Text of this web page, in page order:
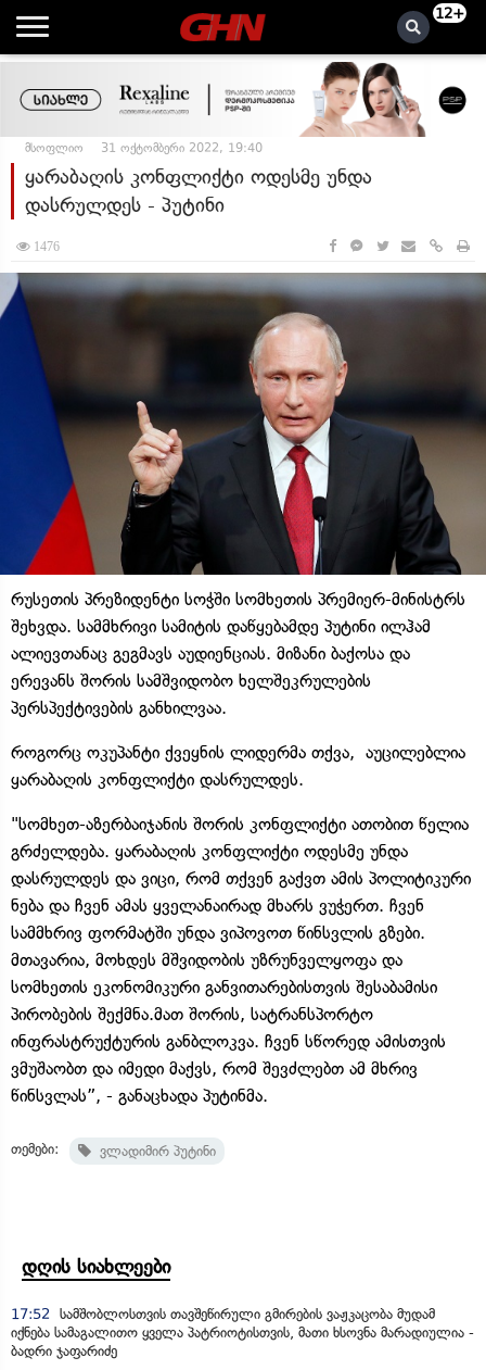
12+
მსოფლიო 31 ოქტომბერი 2022, 19:40
ყარაბაღის კონფლიქტი ოდესმე უნდა
დასრულდეს - პუტინი
1476
რუსეთის პრეზიდენტი სოჭში სომხეთის პრემიერ-მინისტრს
შეხვდა. სამმხრივი სამიტის დაწყებამდე პუტინი ილჰამ
ალიევთანაც გეგმავს აუდიენციას. მიზანი ბაქოსა და
ერევანს შორის სამშვიდობო ხელშეკრულების
პერსპექტივების განხილვაა.
როგორც ოკუპანტი ქვეყნის ლიდერმა თქვა, აუცილებლია
ყარაბაღის კონფლიქტი დასრულდეს.
"სომხეთ-აზერბაიჯანის შორის კონფლიქტი ათობით წელია
გრძელდება. ყარაბაღის კონფლიქტი ოდესმე უნდა
დასრულდეს და ვიცი, რომ თქვენ გაქვთ ამის პოლიტიკური
ნება და ჩვენ ამას ყველანაირად მხარს ვუჭერთ. ჩვენ
სამმხრივ ფორმატში უნდა ვიპოვოთ წინსვლის გზები.
მთავარია, მოხდეს მშვიდობის უზრუნველყოფა და
სომხეთის ეკონომიკური განვითარებისთვის შესაბამისი
პირობების შექმნა.მათ შორის, სატრანსპორტო
ინფრასტრუქტურის განბლოკვა. ჩვენ სწორედ ამისთვის
ვმუშაობთ და იმედი მაქვს, რომ შევძლებთ ამ მხრივ
წინსვლას”, - განაცხადა პუტინმა.
თემები: ვლადიმირ პუტინი
დღის სიახლეები
17:52
სამშობლოსთვის თავშეწირული გმირების ვაჟკაცობა მუდამ
იქნება სამაგალითო ყველა პატრიოტისთვის, მათი ხსოვნა მარადიულია -
ბადრი ჯაფარიძე